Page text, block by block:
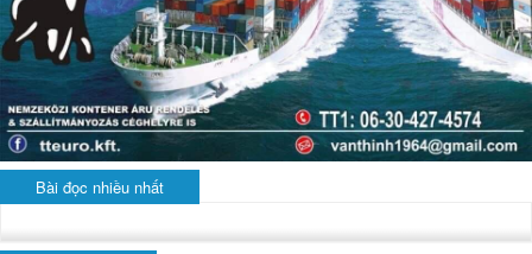
Bài đọc nhiều nhất